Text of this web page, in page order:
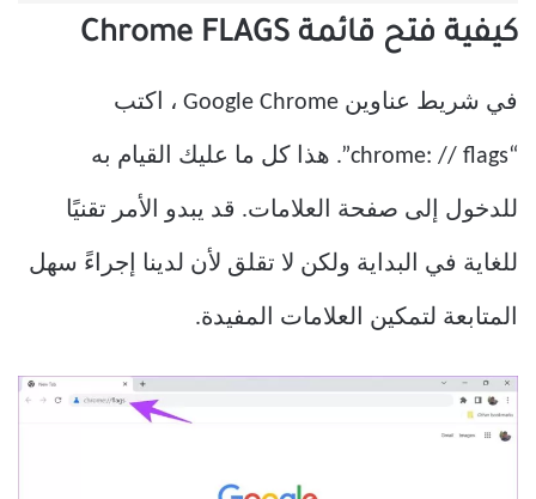
كيفية فتح قائمة Chrome FLAGS
في شريط عناوين Google Chrome ، اكتب
“chrome: // flags”. هذا كل ما عليك القيام به
للدخول إلى صفحة العلامات. قد يبدو الأمر تقنيًا
للغاية في البداية ولكن لا تقلق لأن لدينا إجراءً سهل
المتابعة لتمكين العلامات المفيدة.